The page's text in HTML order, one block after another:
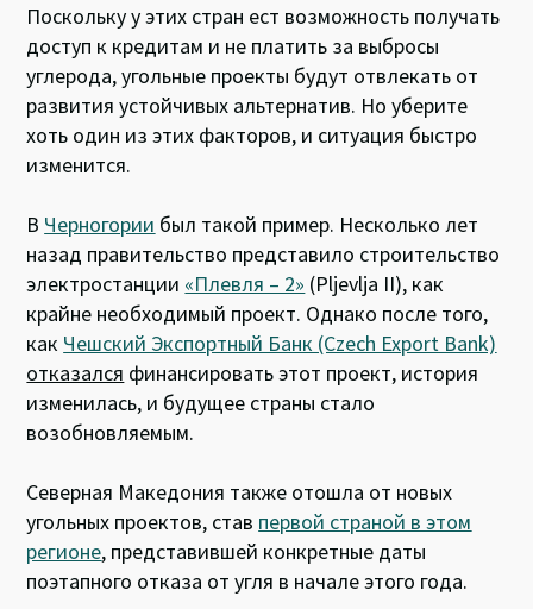
Поскольку у этих стран ест возможность получать
доступ к кредитам и не платить за выбросы
углерода, угольные проекты будут отвлекать от
развития устойчивых альтернатив. Но уберите
хоть один из этих факторов, и ситуация быстро
изменится.
В Черногории был такой пример. Несколько лет
назад правительство представило строительство
электростанции «Плевля – 2» (Pljevlja II), как
крайне необходимый проект. Однако после того,
как Чешский Экспортный Банк (Czech Export Bank)
отказался финансировать этот проект, история
изменилась, и будущее страны стало
возобновляемым.
Северная Македония также отошла от новых
угольных проектов, став первой страной в этом
регионе, представившей конкретные даты
поэтапного отказа от угля в начале этого года.